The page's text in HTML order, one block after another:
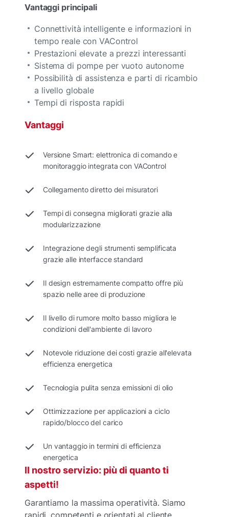
Vantaggi principali
Connettività intelligente e informazioni in
tempo reale con VAControl
Prestazioni elevate a prezzi interessanti
Sistema di pompe per vuoto autonome
Possibilità di assistenza e parti di ricambio
a livello globale
Tempi di risposta rapidi
Vantaggi
Versione Smart: elettronica di comando e
monitoraggio integrata con VAControl
Collegamento diretto dei misuratori
Tempi di consegna migliorati grazie alla
modularizzazione
Integrazione degli strumenti semplificata
grazie alle interfacce standard
Il design estremamente compatto offre più
spazio nelle aree di produzione
Il livello di rumore molto basso migliora le
condizioni dell'ambiente di lavoro
Notevole riduzione dei costi grazie all'elevata
efficienza energetica
Tecnologia pulita senza emissioni di olio
Ottimizzazione per applicazioni a ciclo
rapido/blocco del carico
Un vantaggio in termini di efficienza
energetica
Il nostro servizio: più di quanto ti
aspetti!
Garantiamo la massima operatività. Siamo